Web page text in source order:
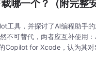
一个？（附完整安
工具，并探讨了AI编程助手
不可替代，两者应互补使用
Copilot for Xcode，认为其